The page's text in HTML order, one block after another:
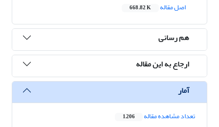
اصل مقاله
668.82 K
هم رسانی
ارجاع به این مقاله
آمار
تعداد مشاهده مقاله 1,206